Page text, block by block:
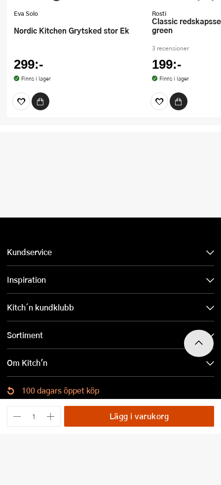
Lägg i varukorg
Eva Solo
Nordic Kitchen Grytsked stor Ek
299:-
Finns i lager
Rosti
Classic redskapsset 3 delar nordic
green
3 recensioner
199:-
Finns i lager
Kundservice
Inspiration
Kitch´n kundklubb
Sortiment
Om Kitch'n
100 dagars öppet köp
Ladda ned Kitch´n-appen